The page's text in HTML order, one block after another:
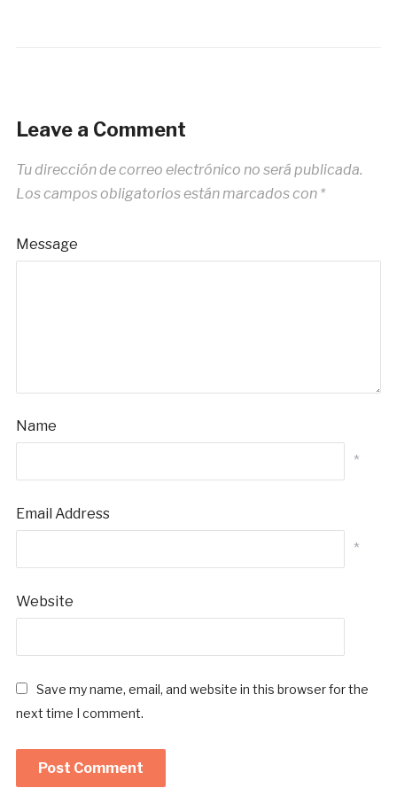
Leave a Comment
Tu dirección de correo electrónico no será publicada.
Los campos obligatorios están marcados con *
Message
Name
*
Email Address
*
Website
Save my name, email, and website in this browser for the
next time I comment.